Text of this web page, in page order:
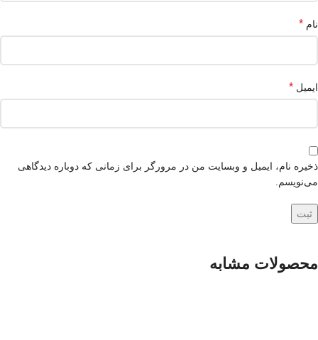
نام *
ایمیل *
ذخیره نام، ایمیل و وبسایت من در مرورگر برای زمانی که دوباره دیدگاهی
می‌نویسم.
محصولات مشابه